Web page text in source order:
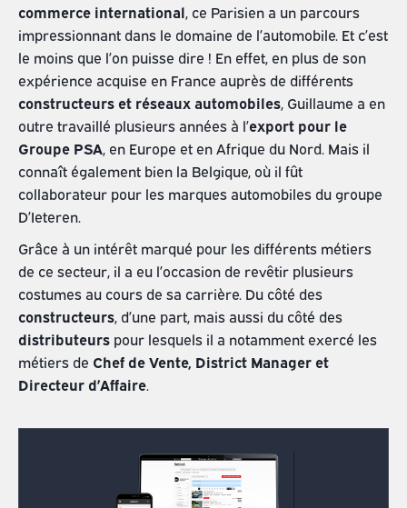
commerce international, ce Parisien a un parcours
impressionnant dans le domaine de l’automobile. Et c’est
le moins que l’on puisse dire ! En effet, en plus de son
expérience acquise en France auprès de différents
constructeurs et réseaux automobiles, Guillaume a en
outre travaillé plusieurs années à l’export pour le
Groupe PSA, en Europe et en Afrique du Nord. Mais il
connaît également bien la Belgique, où il fût
collaborateur pour les marques automobiles du groupe
D’Ieteren.
Grâce à un intérêt marqué pour les différents métiers
de ce secteur, il a eu l’occasion de revêtir plusieurs
costumes au cours de sa carrière. Du côté des
constructeurs, d’une part, mais aussi du côté des
distributeurs pour lesquels il a notamment exercé les
métiers de Chef de Vente, District Manager et
Directeur d’Affaire.